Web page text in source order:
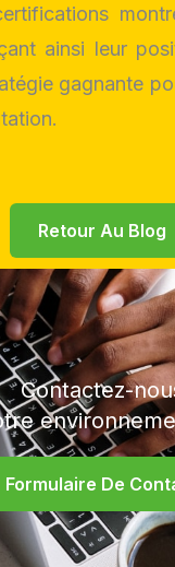
ainsi leur
gagnante
Retour Au Blog
Contactez-
Formulaire De